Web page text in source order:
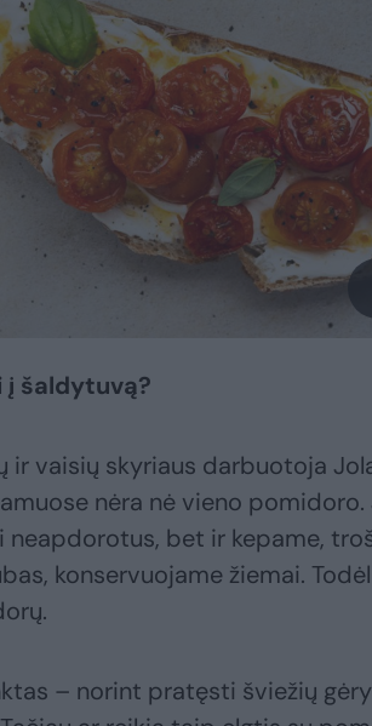
šaldytuvą?
ir vaisių skyriaus darbuotoja
nėra nė vieno
neapdorotus, bet ir kepame,
konservuojame žiemai.
– norint pratęsti šviežių